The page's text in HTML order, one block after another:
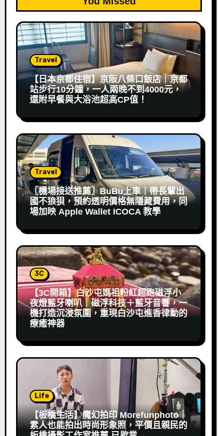
Travel
【日本京都住宿】京阪八條口飯店｜京都
站步行10分鐘，一人兩晚不到4000元，
還附早餐與大浴池超高CP值！
Travel
〖機場接送推薦〗BuBu上車｜帶長輩出
國不狼狽，預約透明價格無隱藏費用，同
場加映 Apple Wallet ICOCA 教學
3C
【3C開箱】白沙屯媽祖粉紅超跑磁浮小
夜燈藍牙喇叭｜磁浮科技＋藍牙音響，一
機打造沉浸氛圍，重現白沙屯進香律動的
療癒神器
Life
【板橋生活】魔幻拍印 Morefunphoto｜
素人也能拍出時尚形象照，平價且親民的